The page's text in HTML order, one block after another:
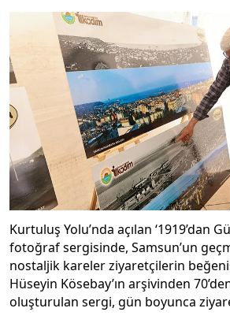
Kurtuluş Yolu’nda açılan ‘1919’dan
fotoğraf sergisinde, Samsun’un
nostaljik kareler ziyaretçilerin
Hüseyin Kösebay’ın arşivinden
oluşturulan sergi, gün boyunca